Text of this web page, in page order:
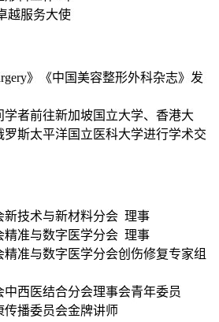
越服务大使
》《中国美容整形外科杂志》发
学者前往新加坡国立大学、香港大
罗斯太平洋国立医科大学进行学术交
新技术与新材料分会 理事
精准与数字医学分会 理事
精准与数字医学分会创伤修复专家组
中西医结合分会理事会青年委员
传播委员会金牌讲师